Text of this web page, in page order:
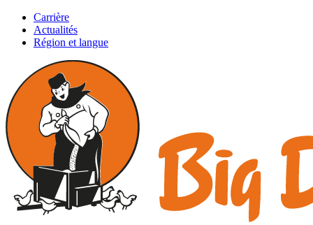
Carrière
Actualités
Région et langue